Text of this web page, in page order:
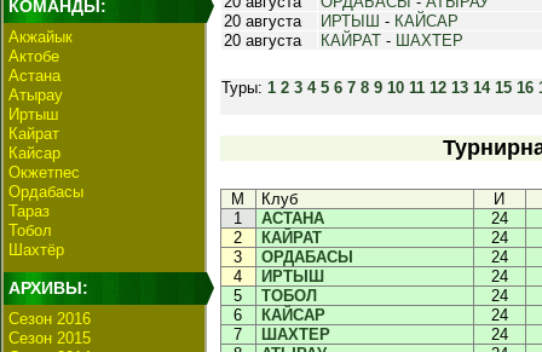
КОМАНДЫ:
Акжайык
Актобе
Астана
Атырау
Иртыш
Кайрат
Кайсар
Окжетпес
Ордабасы
Тараз
Тобол
Шахтёр
АРХИВЫ:
Сезон 2016
Сезон 2015
20 августа
ИРТЫШ - КАЙСАР
20 августа
КАЙРАТ - ШАХТЕР
Туры: 1 2 3 4 5 6 7 8 9 10 11 12 13 14 15 16
М Клуб
И
1
АСТАНА
24
2
КАЙРАТ
24
3
ОРДАБАСЫ
24
4
ИРТЫШ
24
5
ТОБОЛ
24
6
КАЙСАР
24
7
ШАХТЕР
24